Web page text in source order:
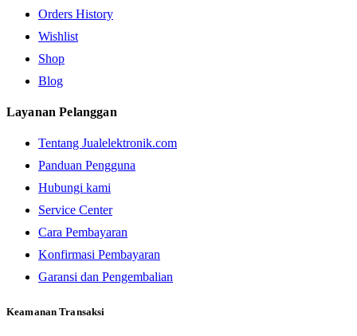
Orders History
Wishlist
Shop
Blog
Layanan Pelanggan
Tentang Jualelektronik.com
Panduan Pengguna
Hubungi kami
Service Center
Cara Pembayaran
Konfirmasi Pembayaran
Garansi dan Pengembalian
Keamanan Transaksi